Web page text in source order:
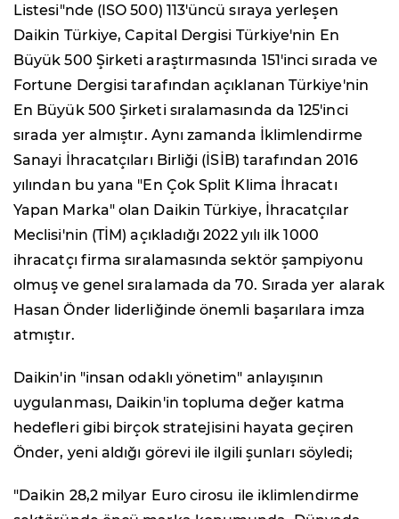
Listesi"nde (ISO 500) 113'üncü sıraya yerleşen
Daikin Türkiye, Capital Dergisi Türkiye'nin En
Büyük 500 Şirketi araştırmasında 151'inci sırada ve
Fortune Dergisi tarafından açıklanan Türkiye'nin
En Büyük 500 Şirketi sıralamasında da 125'inci
sırada yer almıştır. Aynı zamanda İklimlendirme
Sanayi İhracatçıları Birliği (İSİB) tarafından 2016
yılından bu yana "En Çok Split Klima İhracatı
Yapan Marka" olan Daikin Türkiye, İhracatçılar
Meclisi'nin (TİM) açıkladığı 2022 yılı ilk 1000
ihracatçı firma sıralamasında sektör şampiyonu
olmuş ve genel sıralamada da 70. Sırada yer alarak
Hasan Önder liderliğinde önemli başarılara imza
atmıştır.
Daikin'in "insan odaklı yönetim" anlayışının
uygulanması, Daikin'in topluma değer katma
hedefleri gibi birçok stratejisini hayata geçiren
Önder, yeni aldığı görevi ile ilgili şunları söyledi;
"Daikin 28,2 milyar Euro cirosu ile iklimlendirme